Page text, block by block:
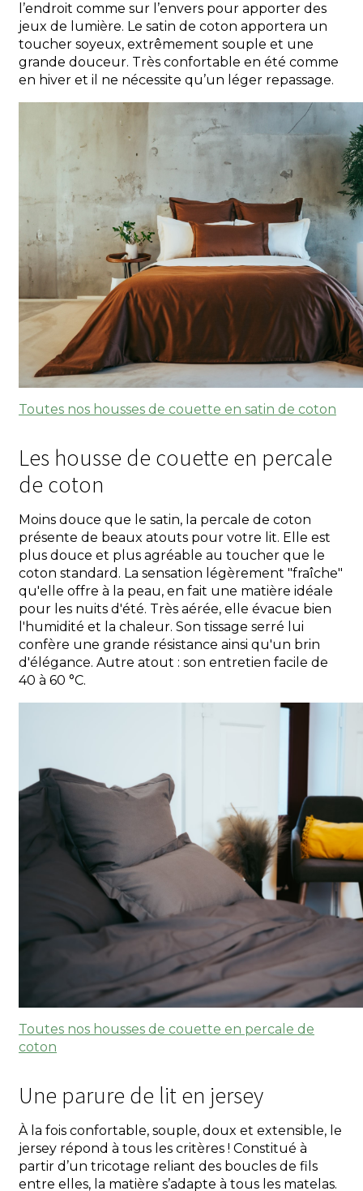
l’endroit comme sur l’envers pour apporter des
jeux de lumière. Le satin de coton apportera un
toucher soyeux, extrêmement souple et une
grande douceur. Très confortable en été comme
en hiver et il ne nécessite qu’un léger repassage.
Toutes nos housses de couette en satin de coton
Les housse de couette en percale
de coton
Moins douce que le satin, la percale de coton
présente de beaux atouts pour votre lit. Elle est
plus douce et plus agréable au toucher que le
coton standard. La sensation légèrement "fraîche"
qu'elle offre à la peau, en fait une matière idéale
pour les nuits d'été. Très aérée, elle évacue bien
l'humidité et la chaleur. Son tissage serré lui
confère une grande résistance ainsi qu'un brin
d'élégance. Autre atout : son entretien facile de
40 à 60 °C.
Toutes nos housses de couette en percale de
coton
Une parure de lit en jersey
À la fois confortable, souple, doux et extensible, le
jersey répond à tous les critères ! Constitué à
partir d’un tricotage reliant des boucles de fils
entre elles, la matière s’adapte à tous les matelas.